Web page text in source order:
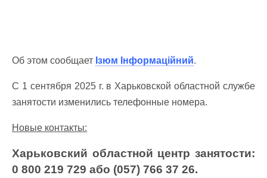
Об этом сообщает Ізюм Інформаційний.
С 1 сентября 2025 г. в Харьковской областной службе
занятости изменились телефонные номера.
Новые контакты:
Харьковский областной центр занятости:
0 800 219 729 або (057) 766 37 26.